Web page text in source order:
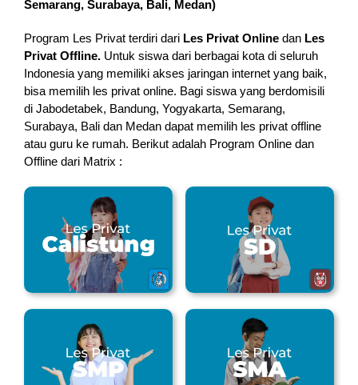
Semarang, Surabaya, Bali, Medan)
Program Les Privat terdiri dari Les Privat Online dan Les
Privat Offline. Untuk siswa dari berbagai kota di seluruh
Indonesia yang memiliki akses jaringan internet yang baik,
bisa memilih les privat online. Bagi siswa yang berdomisili
di Jabodetabek, Bandung, Yogyakarta, Semarang,
Surabaya, Bali dan Medan dapat memilih les privat offline
atau guru ke rumah. Berikut adalah Program Online dan
Offline dari Matrix :